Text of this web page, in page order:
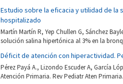
Estudio sobre la eficacia y utilidad de la
hospitalizado
Martín Martín R, Yep Chullen G, Sánchez
solución salina hipertónica al 3% en la
Déficit de atención con hiperactividad.
Pérez Payá A., Lizondo Escuder A, García
Atención Primaria. Rev Pediatr Aten Primaria.